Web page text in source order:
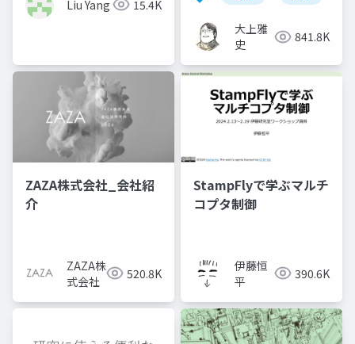
Liu Yang 15.4K
大上雅
史
841.8K
ZAZA株式会社_会社紹
介
ZAZA株
式会社
520.8K
StampFlyで学ぶマルチ
コプタ制御
伊藤恒
平
390.6K